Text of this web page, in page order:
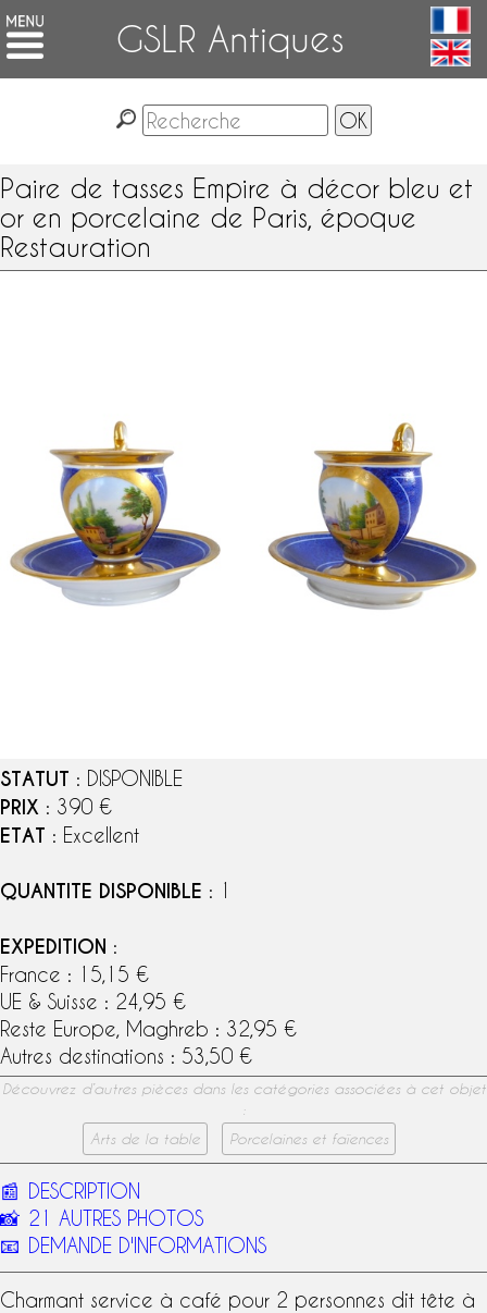
GSLR Antiques
Paire de tasses Empire à décor bleu et
or en porcelaine de Paris, époque
Restauration
STATUT : DISPONIBLE
PRIX : 390 €
ETAT : Excellent
QUANTITE DISPONIBLE : 1
EXPEDITION :
France : 15,15 €
UE & Suisse : 24,95 €
Reste Europe, Maghreb : 32,95 €
Autres destinations : 53,50 €
Découvrez d’autres pièces dans les catégories associées à cet objet
:
Arts de la table
Porcelaines et faïences
📰 DESCRIPTION
📸 21 AUTRES PHOTOS
📧 DEMANDE D'INFORMATIONS
Charmant service à café pour 2 personnes dit tête à